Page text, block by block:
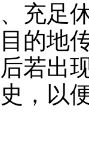
充足
的地
若出
，以